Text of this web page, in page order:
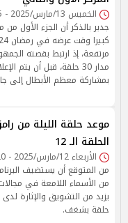
الخميس 13/مارس/2025 - 06:35 م
جدير بالذكر أن الجزء الأول
مرتفعة، إذ ارتبط بقصته
مدار 30 حلقة، قبل أن يتم
بمشاركة معظم الأبطال إلى
موعد حلقة الليلة من
الحلقة الـ 12
الأربعاء 12/مارس/2025 - 05:20 م
من المتوقع أن يستضيف
من الأسماء اللامعة في
يزيد من التشويق والإثارة
حلقة بشغف.